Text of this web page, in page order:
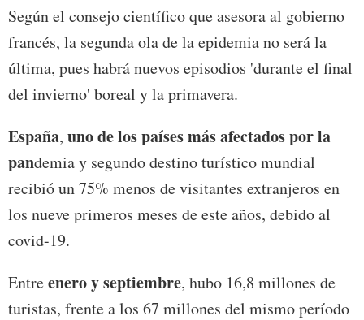
Según el consejo científico que asesora al gobierno
francés, la segunda ola de la epidemia no será la
última, pues habrá nuevos episodios 'durante el final
del invierno' boreal y la primavera.
España, uno de los países más afectados por la
pandemia y segundo destino turístico mundial
recibió un 75% menos de visitantes extranjeros en
los nueve primeros meses de este años, debido al
covid-19.
Entreenero y septiembre, hubo 16,8 millones de
turistas, frente a los 67 millones del mismo período